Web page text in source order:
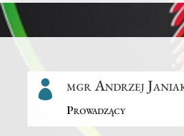
 mgr Andrzej
Prowadzący